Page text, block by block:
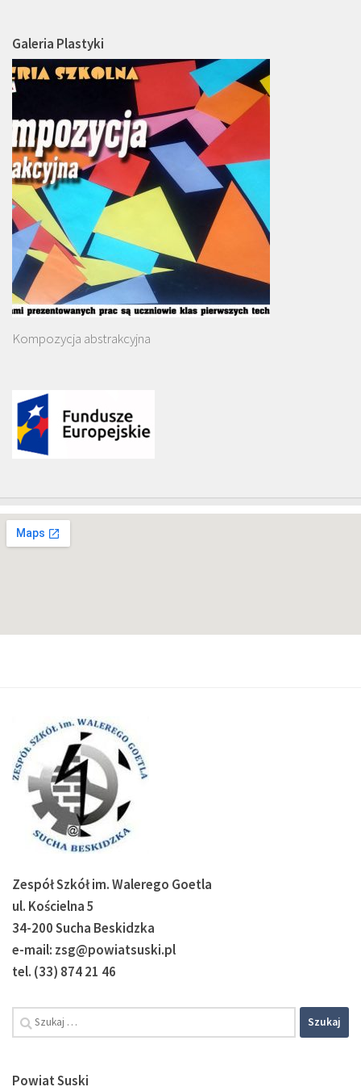
Galeria Plastyki
Kompozycja abstrakcyjna
Zespół Szkół im. Walerego Goetla
ul. Kościelna 5
34-200 Sucha Beskidzka
e-mail: zsg@powiatsuski.pl
tel. (33) 874 21 46
Powiat Suski